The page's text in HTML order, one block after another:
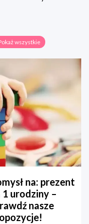
wszystkie
na: prezent
1 urodziny –
nasze